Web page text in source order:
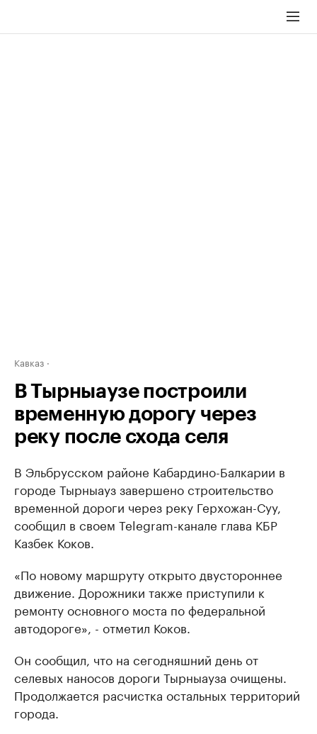
Кавказ
В Тырныаузе построили
временную дорогу через
реку после схода селя
В Эльбрусском районе Кабардино-Балкарии в
городе Тырныауз завершено строительство
временной дороги через реку Герхожан-Суу,
сообщил в своем Telegram-канале глава КБР
Казбек Коков.
«По новому маршруту открыто двустороннее
движение. Дорожники также приступили к
ремонту основного моста по федеральной
автодороге», - отметил Коков.
Он сообщил, что на сегодняшний день от
селевых наносов дороги Тырныауза очищены.
Продолжается расчистка остальных территорий
города.